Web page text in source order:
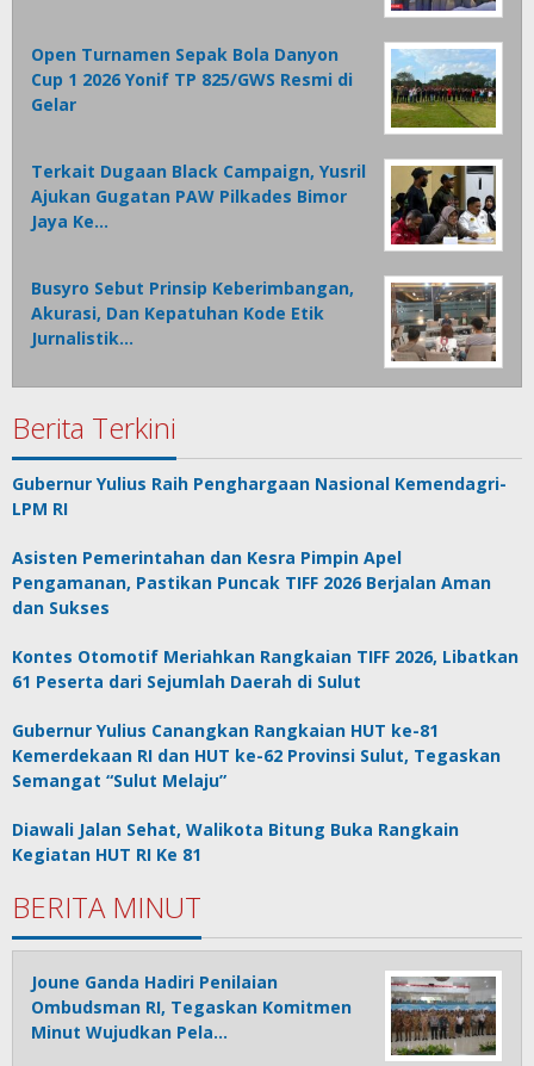
Open Turnamen Sepak Bola Danyon
Cup 1 2026 Yonif TP 825/GWS Resmi di
Gelar
Terkait Dugaan Black Campaign, Yusril
Ajukan Gugatan PAW Pilkades Bimor
Jaya Ke…
Busyro Sebut Prinsip Keberimbangan,
Akurasi, Dan Kepatuhan Kode Etik
Jurnalistik…
Berita Terkini
Gubernur Yulius Raih Penghargaan Nasional Kemendagri-
LPM RI
Asisten Pemerintahan dan Kesra Pimpin Apel
Pengamanan, Pastikan Puncak TIFF 2026 Berjalan Aman
dan Sukses
Kontes Otomotif Meriahkan Rangkaian TIFF 2026, Libatkan
61 Peserta dari Sejumlah Daerah di Sulut
Gubernur Yulius Canangkan Rangkaian HUT ke-81
Kemerdekaan RI dan HUT ke-62 Provinsi Sulut, Tegaskan
Semangat “Sulut Melaju”
Diawali Jalan Sehat, Walikota Bitung Buka Rangkain
Kegiatan HUT RI Ke 81
BERITA MINUT
Joune Ganda Hadiri Penilaian
Ombudsman RI, Tegaskan Komitmen
Minut Wujudkan Pela…